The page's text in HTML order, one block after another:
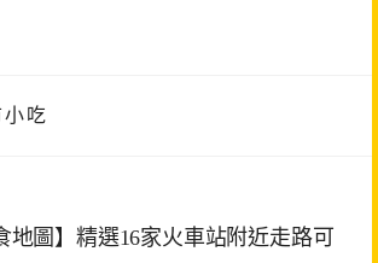
吃
地圖】精選16家火車站附近走路可